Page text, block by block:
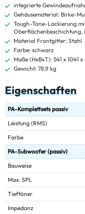
integrierte
Gehäusematerial: Birke-
Tough-Tone-Lackierung
Oberflächenbeschichtung,
Material Frontgitter: Stahl
Farbe: schwarz
Maße (HxBxT): 541 x 1041
Gewicht: 78,9 kg
Eigenschaften
PA-Komplettsets passiv
Leistung (RMS)
Farbe
PA-Subwoofer (passiv)
Bauweise
Max. SPL
Tieftöner
Impedanz